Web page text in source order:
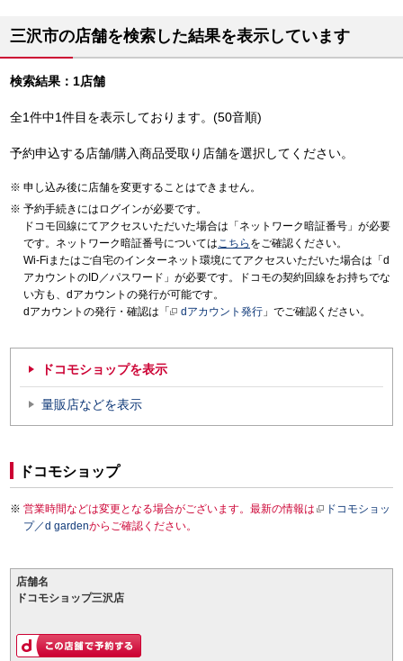
三沢市の店舗を検索した結果を表示しています
検索結果：1店舗
全1件中1件目を表示しております。(50音順)
予約申込する店舗/購入商品受取り店舗を選択してください。
申し込み後に店舗を変更することはできません。
予約手続きにはログインが必要です。
ドコモ回線にてアクセスいただいた場合は「ネットワーク暗証番号」が必要
です。ネットワーク暗証番号についてはこちら をご確認ください。
Wi-Fiまたはご自宅のインターネット環境にてアクセスいただいた場合は「d
アカウントのID／パスワード」が必要です。ドコモの契約回線をお持ちでな
い方も、dアカウントの発行が可能です。
dアカウントの発行・確認は「
dアカウント発行 」でご確認ください。
ドコモショップを表示
量販店などを表示
ドコモショップ
営業時間などは変更となる場合がございます。最新の情報は
ドコモショッ
プ／d gardenからご確認ください。
店舗名
ドコモショップ三沢店